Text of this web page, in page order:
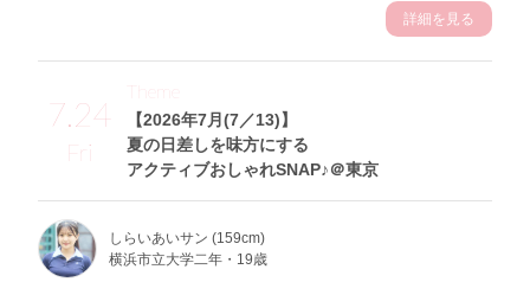
詳細を見る
7.24
Fri
【2026年7月(7／13)】
夏の日差しを味方にする
アクティブおしゃれSNAP♪＠東京
Theme
しらいあいサン (159cm)
横浜市立大学二年・19歳